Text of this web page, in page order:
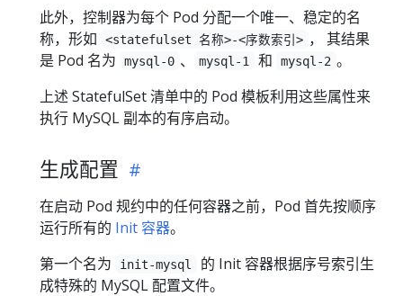
此外，控制器为每个 Pod 分配一个唯一、稳定的名
称，形如
<statefulset 名称>-<序数索引> ， 其结果
是 Pod 名为
mysql-0 、 mysql-1 和 mysql-2 。
上述 StatefulSet 清单中的 Pod 模板利用这些属性来
执行 MySQL 副本的有序启动。
生成配置
在启动 Pod 规约中的任何容器之前，Pod 首先按顺序
运行所有的 Init 容器。
第一个名为
init-mysql
的 Init 容器根据序号索引生
成特殊的 MySQL 配置文件。